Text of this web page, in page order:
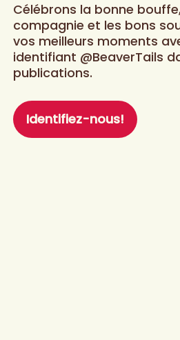
Célébrons la bonne
compagnie et les bons
vos meilleurs moments
identifiant @BeaverTails
publications.
Identifiez-nous!